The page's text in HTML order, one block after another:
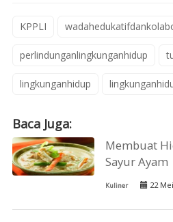
KPPLI
perlindunganlingkunganhidup
lingkunganhidup
Baca Juga:
Membuat
Sayur Ayam
Kuliner 22